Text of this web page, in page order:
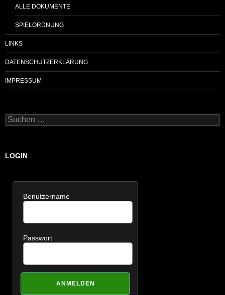
ALLE DOKUMENTE
SPIELORDNUNG
LINKS
DATENSCHUTZERKLÄRUNG
IMPRESSUM
Suchen
nach:
LOGIN
Benutzername
Passwort